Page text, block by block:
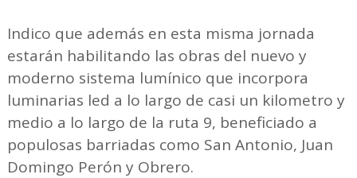
Indico que además en esta misma jornada
estarán habilitando las obras del nuevo y
moderno sistema lumínico que incorpora
luminarias led a lo largo de casi un kilometro y
medio a lo largo de la ruta 9, beneficiado a
populosas barriadas como San Antonio, Juan
Domingo Perón y Obrero.